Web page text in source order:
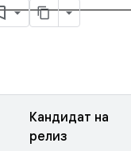
Кандидат на
релиз